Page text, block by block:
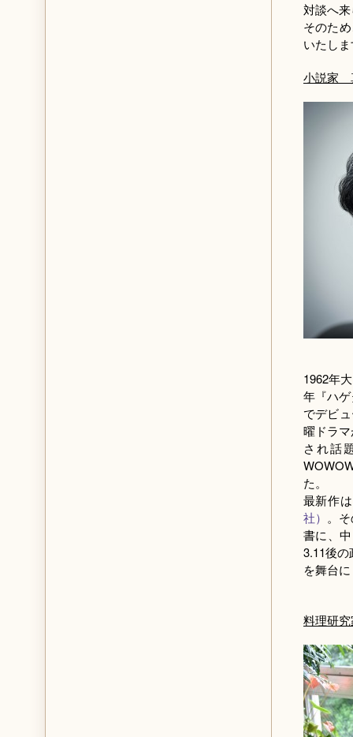
対談へ
そのた
いたし
小説家
1962年
年『ハ
でデビ
曜ドラ
され話
た。
最新作
社） 。
書に、
3.11後の
を舞台
料理研